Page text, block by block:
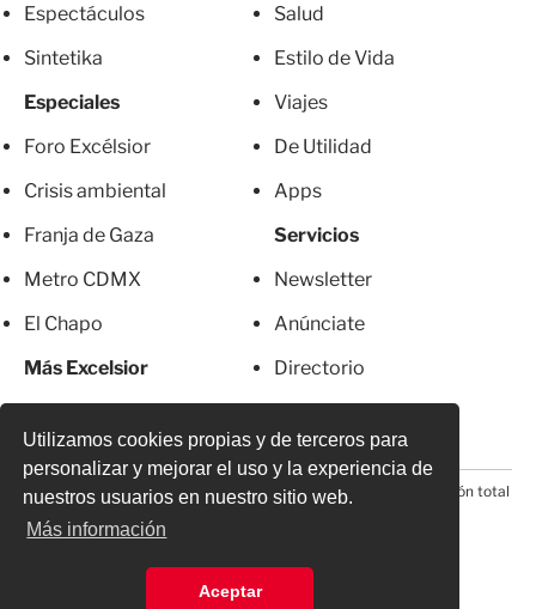
Utilizamos cookies propias y de terceros para
personalizar y mejorar el uso y la experiencia de
nuestros usuarios en nuestro sitio web.
Más información
Aceptar
Espectáculos
Sintetika
Especiales
Foro Excélsior
Crisis ambiental
Franja de Gaza
Metro CDMX
El Chapo
Más Excelsior
Salud
Estilo de Vida
Viajes
De Utilidad
Apps
Servicios
Newsletter
Anúnciate
Directorio
© 2026 Todos los derechos reservados. Prohibida la reproducción total
o parcial, incluyendo cualquier medio electrónico*